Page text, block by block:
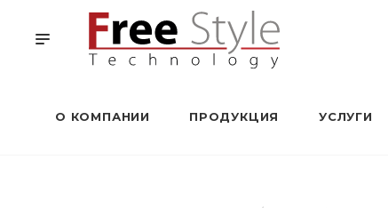
О КОМПАНИИ ПРОДУКЦИЯ УСЛУГИ